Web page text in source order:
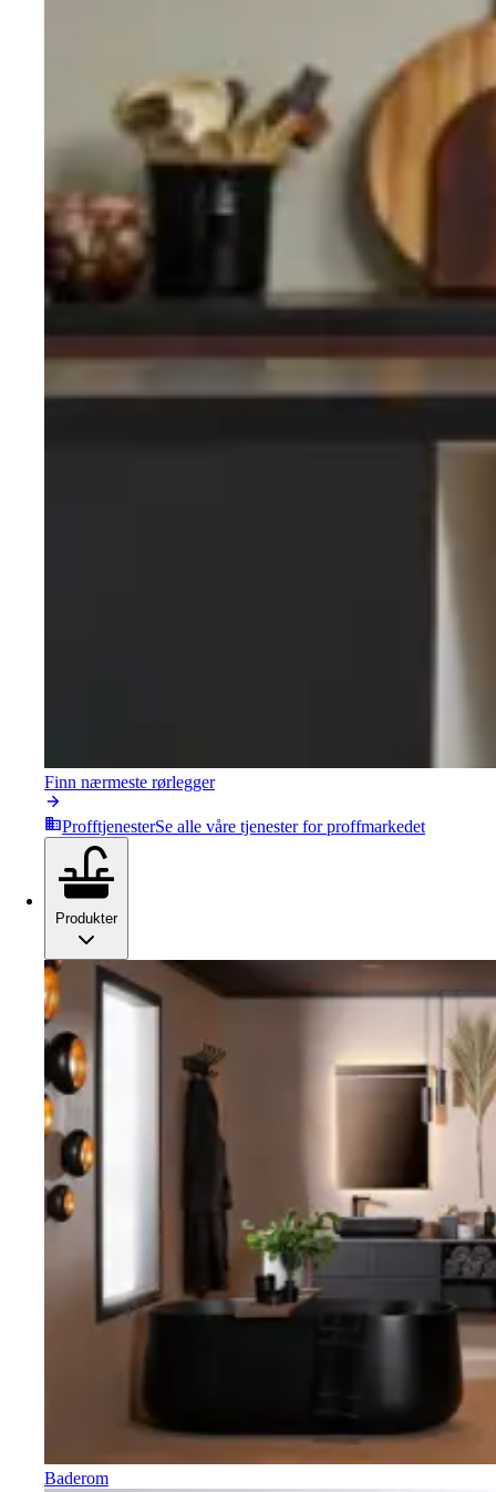
Finn nærmeste rørlegger
ProfftjenesterSe alle våre tjenester for proffmarkedet
Produkter
Baderom